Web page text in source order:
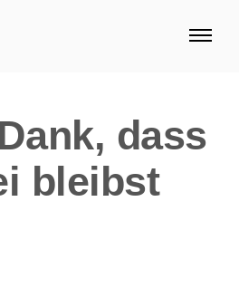
🎁
dass
bleibst